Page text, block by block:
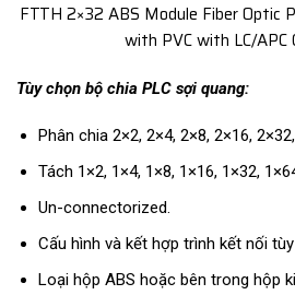
FTTH 2×32 ABS Module Fiber Optic
with PVC with LC/APC
Tùy chọn bộ chia PLC sợi quang:
Phân chia 2×2, 2×4, 2×8, 2×16,
Tách 1×2, 1×4, 1×8, 1×16, 1×32,
Un-connectorized.
Cấu hình và kết hợp trình kết nối
Loại hộp ABS hoặc bên trong hộp